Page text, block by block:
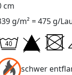
cm
g/m² = 475 g/
schwer